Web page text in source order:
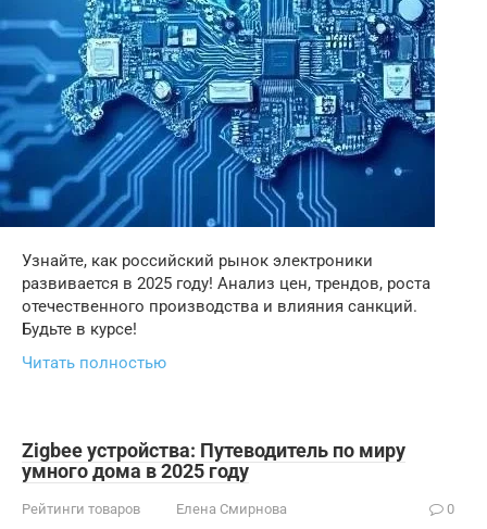
Узнайте, как российский рынок электроники
развивается в 2025 году! Анализ цен, трендов, роста
отечественного производства и влияния санкций.
Будьте в курсе!
Читать полностью
Zigbee устройства: Путеводитель по миру
умного дома в 2025 году
Рейтинги товаров Елена Смирнова 0